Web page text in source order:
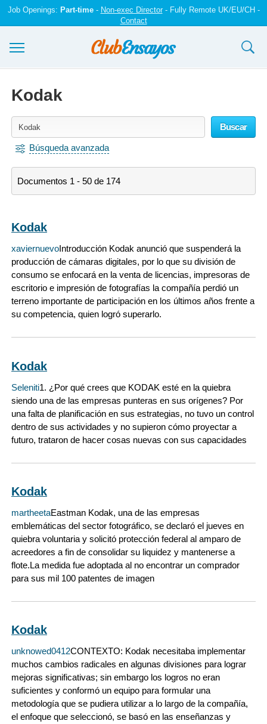
Job Openings: Part-time- Non-exec Director- Fully Remote UK/EU/CH -
Contact
Iniciar sesión
Kodak
Buscar
Búsqueda avanzada
Documentos 1 - 50 de 174
Kodak
xaviernuevoIntroducción Kodak anunció que suspenderá la
producción de cámaras digitales, por lo que su división de
consumo se enfocará en la venta de licencias, impresoras de
escritorio e impresión de fotografías la compañía perdió un
terreno importante de participación en los últimos años frente a
su competencia, quien logró superarlo.
Kodak
Seleniti1. ¿Por qué crees que KODAK esté en la quiebra
siendo una de las empresas punteras en sus orígenes? Por
una falta de planificación en sus estrategias, no tuvo un control
dentro de sus actividades y no supieron cómo proyectar a
futuro, trataron de hacer cosas nuevas con sus capacidades
Kodak
martheetaEastman Kodak, una de las empresas
emblemáticas del sector fotográfico, se declaró el jueves en
quiebra voluntaria y solicitó protección federal al amparo de
acreedores a fin de consolidar su liquidez y mantenerse a
flote.La medida fue adoptada al no encontrar un comprador
para sus mil 100 patentes de imagen
Kodak
unknowed0412CONTEXTO: Kodak necesitaba implementar
muchos cambios radicales en algunas divisiones para lograr
mejoras significativas; sin embargo los logros no eran
suficientes y conformó un equipo para formular una
metodología que se pudiera utilizar a lo largo de la compañía,
el enfoque que seleccionó, se basó en las enseñanzas y